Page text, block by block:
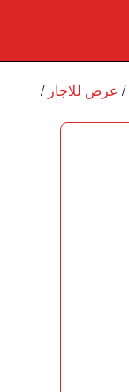
/ عرض للاجار /